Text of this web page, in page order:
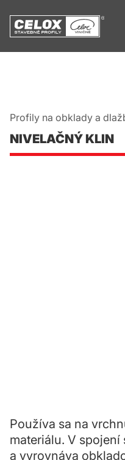
Profily na obklady a
NIVELAČNÝ KLIN
Používa sa na
materiálu. V
a vyrovnáva